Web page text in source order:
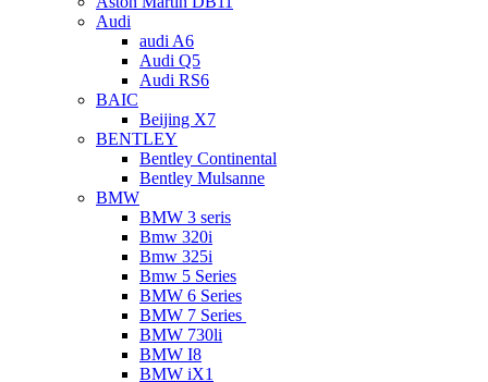
Audi
audi A6
Audi Q5
Audi RS6
BAIC
Beijing X7
BENTLEY
Bentley Continental
Bentley Mulsanne
BMW
BMW 3 seris
Bmw 320i
Bmw 325i
Bmw 5 Series
BMW 6 Series
BMW 7 Series
BMW 730li
BMW I8
BMW iX1